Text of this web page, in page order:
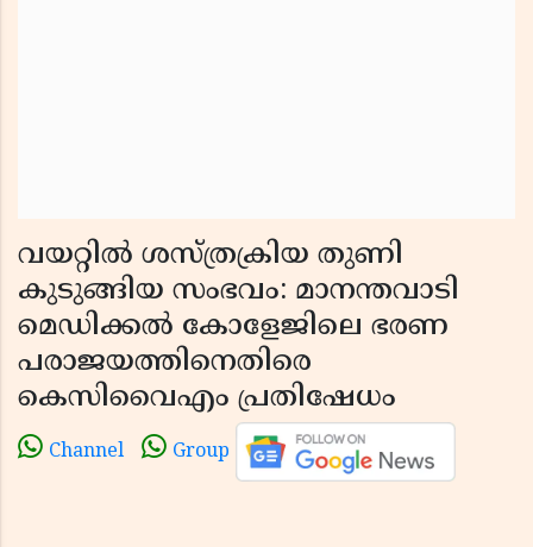
വയറ്റിൽ ശസ്ത്രക്രിയ തുണി
കുടുങ്ങിയ സംഭവം: മാനന്തവാടി
മെഡിക്കൽ കോളേജിലെ ഭരണ
പരാജയത്തിനെതിരെ
കെസിവൈഎം പ്രതിഷേധം
Channel Group